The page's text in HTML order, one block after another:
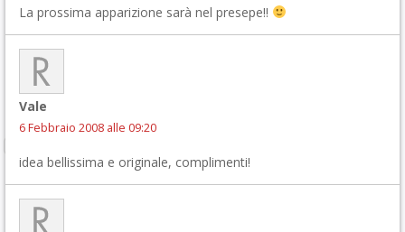
La prossima apparizione sarà nel presepe!!
Vale
6 Febbraio 2008 alle 09:20
idea bellissima e originale, complimenti!